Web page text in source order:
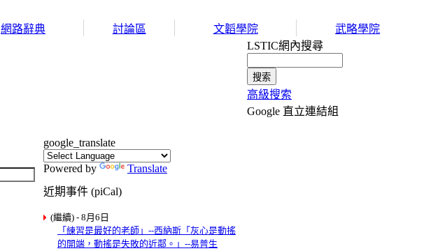
網路辭典 討論區 文韜學院 武略學院
google_translate
Powered by
Translate
近期事件 (piCal)
(繼續) - 8月6日
「練習是最好的老師」--西納斯「灰心是動搖
的開端，動搖是失敗的近鄰。」--易普生
LSTIC網內搜尋
高級搜索
Google 直立連結組